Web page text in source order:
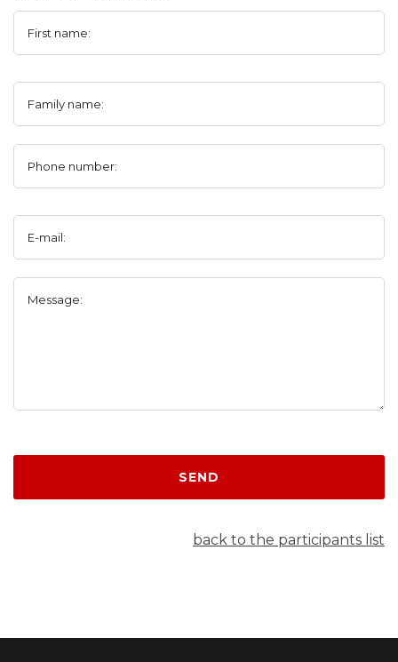
First name:
Family name:
Phone number:
E-mail:
Message:
SEND
back to the participants list